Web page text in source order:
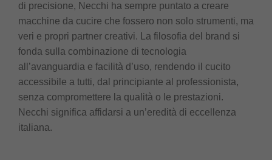
di precisione, Necchi ha sempre puntato a creare
macchine da cucire che fossero non solo strumenti, ma
veri e propri partner creativi. La filosofia del brand si
fonda sulla combinazione di tecnologia
all’avanguardia e facilità d’uso, rendendo il cucito
accessibile a tutti, dal principiante al professionista,
senza compromettere la qualità o le prestazioni.
Necchi significa affidarsi a un’eredità di eccellenza
italiana.